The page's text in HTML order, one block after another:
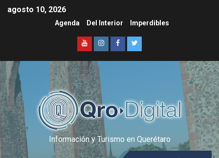
agosto 10, 2026
Agenda Del Interior Imperdibles
Información y Turismo en Querétaro